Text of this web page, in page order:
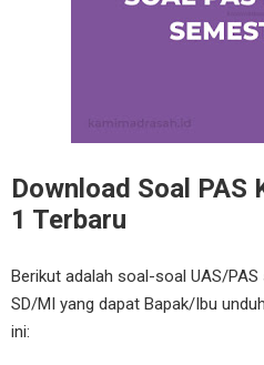
Download Soal PAS
1 Terbaru
Berikut adalah soal-soal UAS/
SD/MI yang dapat Bapak/Ibu
ini: